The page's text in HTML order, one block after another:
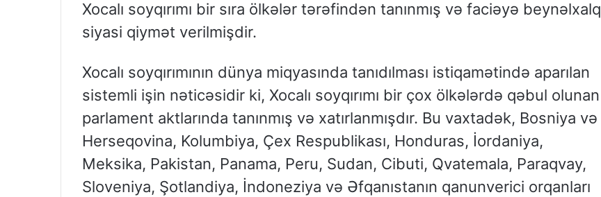
Xocalı soyqırımı bir sıra ölkələr tərəfindən tanınmış və faciəyə beynəlxalq
siyasi qiymət verilmişdir.
Xocalı soyqırımının dünya miqyasında tanıdılması istiqamətində aparılan
sistemli işin nəticəsidir ki, Xocalı soyqırımı bir çox ölkələrdə qəbul olunan
parlament aktlarında tanınmış və xatırlanmışdır. Bu vaxtadək, Bosniya və
Herseqovina, Kolumbiya, Çex Respublikası, Honduras, İordaniya,
Meksika, Pakistan, Panama, Peru, Sudan, Cibuti, Qvatemala, Paraqvay,
Sloveniya, Şotlandiya, İndoneziya və Əfqanıstanın qanunverici orqanları